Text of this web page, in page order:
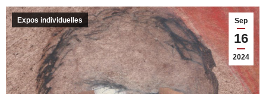
Sep
16
2024
Expos individuelles